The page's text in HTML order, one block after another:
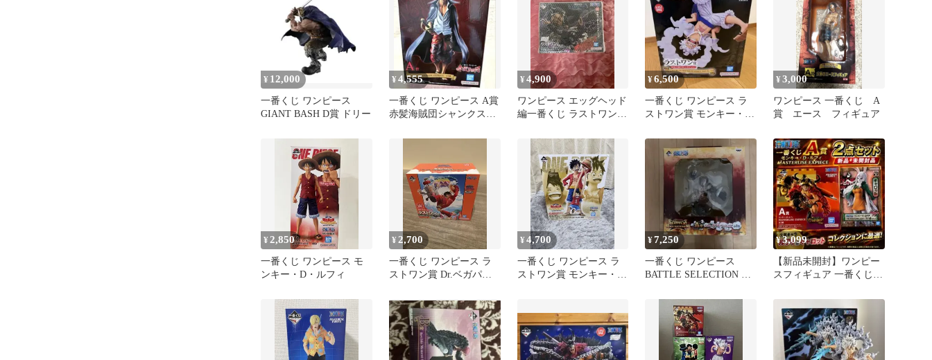
¥ 12,000
一番くじ ワンピース
GIANT BASH D賞 ドリー
¥4,555
一番くじ ワンピース A賞
赤髪海賊団シャンクスフ
¥4,900
ワンピース エッグヘッド
編一番くじ ラストワン賞
未開封
¥6,500
一番くじ ワンピース ラ
ストワン賞 モンキー・
¥3,000
ワンピース 一番くじ A
賞 エース フィギュア
¥2,850
一番くじ ワンピース モ
ンキー・D・ルフィ
¥2,700
一番くじ ワンピース ラ
ストワン賞 Dr.ベガパン
¥4,700
一番くじ ワンピース ラ
ストワン賞 モンキー・
¥7,250
一番くじ ワンピース
BATTLE SELECTION ル
¥3,099
【新品未開封】ワンピー
スフィギュア 一番くじエ
ロット